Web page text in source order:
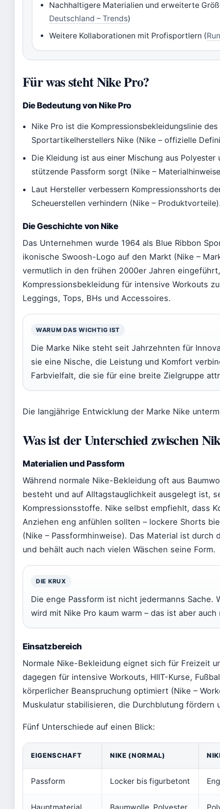
Nachhaltigere Materialien und erweiterte
Deutschland – Trends)
Weitere Kollaborationen mit Profisportlern (
Für was steht Nike Pro?
Die Bedeutung von Nike Pro
Nike Pro ist die Kompressionsbekleidungslinie
Sportartikelherstellers Nike (Nike – offizielle
Die Kleidung ist aus einer Mischung aus
stützende Passform sorgt (Nike –
Laut Hersteller verbessern Kompressionsshorts
Scheuerstellen verhindern (Nike –
Die Geschichte von Nike
Das Unternehmen wurde 1964 als Blue Ribbon
ikonische Swoosh-Logo auf den Markt (Nike –
vermutlich in den frühen 2000er Jahren
Kompressionsbekleidung für intensive Workouts
Leggings, Tops, BHs und Accessoires.
WARUM DAS WICHTIG IST
Die Marke Nike steht seit Jahrzehnten für
sie eine Nische, die Leistung und Komfort
Farbvielfalt, die sie für eine breite Zielgruppe
Die langjährige Entwicklung der Marke Nike
Was ist der Unterschied zwischen
Materialien und Passform
Während normale Nike-Bekleidung oft aus
besteht und auf Alltagstauglichkeit ausgelegt ist,
Kompressionsstoffe. Nike selbst empfiehlt, dass
Anziehen eng anfühlen sollten – lockere Shorts
(Nike – Passformhinweise). Das Material ist
und behält auch nach vielen Wäschen seine Form.
DIE KRUX
Die enge Passform ist nicht jedermanns Sache.
wird mit Nike Pro kaum warm – das ist aber
Einsatzbereich
Normale Nike-Bekleidung eignet sich für Freizeit
dagegen für intensive Workouts, HIIT-Kurse,
körperlicher Beanspruchung optimiert (Nike –
Muskulatur stabilisieren, die Durchblutung fördern
Fünf Unterschiede auf einen Blick:
EIGENSCHAFT NIKE (NORMAL)
Passform Locker bis figurbetont